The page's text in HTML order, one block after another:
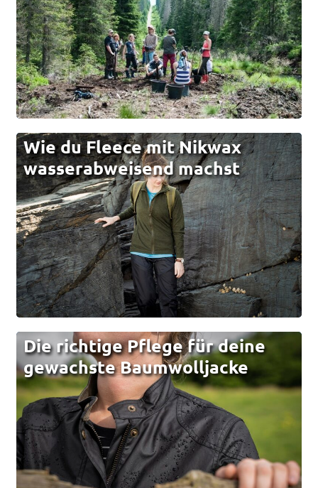
Wie du Fleece mit Nikwax
wasserabweisend machst
Die richtige Pflege für deine
gewachste Baumwolljacke